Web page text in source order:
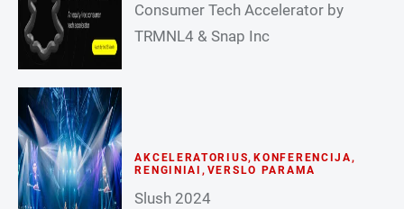
Consumer Tech Accelerator by
TRMNL4 & Snap Inc
AKCELERATORIUS, KONFERENCIJA,
RENGINIAI , VERSLO PARAMA
Slush 2024